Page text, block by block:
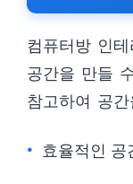
컴퓨터방 인
공간을 만들
참고하여 공
효율적인 공